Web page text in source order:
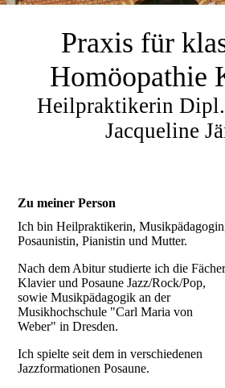
Praxis für
Homöopathie
Heilpraktikerin
Jacqueline
Zu meiner Person
Ich bin Heilpraktikerin,
Posaunistin, Pianistin und Mutter.
Nach dem Abitur studierte ich die
Klavier und Posaune Jazz/Rock/Pop,
sowie Musikpädagogik an der
Musikhochschule "Carl Maria von
Weber" in Dresden.
Ich spielte seit dem in verschiedenen
Jazzformationen Posaune.